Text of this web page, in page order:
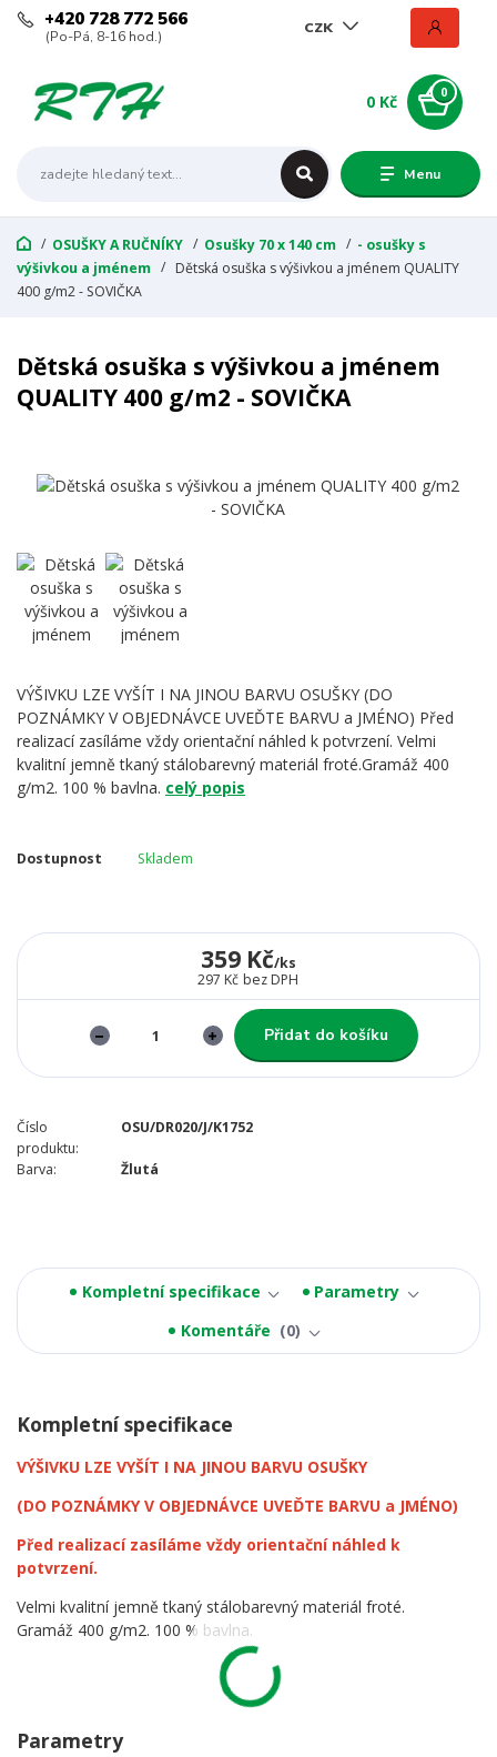
Menu
CZK
+420 728 772 566
(Po-Pá, 8-16 hod.)
0
0 Kč
OSUŠKY A RUČNÍKY Osušky 70 x 140 cm
- osušky s
výšivkou a jménem
Dětská osuška s výšivkou a jménem QUALITY
400 g/m2 - SOVIČKA
Dětská osuška s výšivkou a jménem
QUALITY 400 g/m2 - SOVIČKA
VÝŠIVKU LZE VYŠÍT I NA JINOU BARVU OSUŠKY (DO
POZNÁMKY V OBJEDNÁVCE UVEĎTE BARVU a JMÉNO) Před
realizací zasíláme vždy orientační náhled k potvrzení. Velmi
kvalitní jemně tkaný stálobarevný materiál froté.Gramáž 400
g/m2. 100 % bavlna. celý popis
Dostupnost Skladem
359 Kč/ks
297 Kč bez DPH
Přidat do košíku
Číslo
produktu:
OSU/DR020/J/K1752
Barva: Žlutá
Kompletní specifikace
Parametry
Komentáře
0
Kompletní specifikace
VÝŠIVKU LZE VYŠÍT I NA JINOU BARVU OSUŠKY
(DO POZNÁMKY V OBJEDNÁVCE UVEĎTE BARVU a JMÉNO)
Před realizací zasíláme vždy orientační náhled k
potvrzení.
Velmi kvalitní jemně tkaný stálobarevný materiál froté.
Gramáž 400 g/m2. 100 % bavlna.
Parametry